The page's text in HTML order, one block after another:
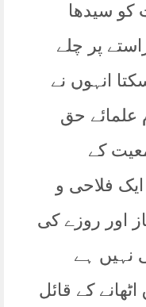
کو سیدھا
پر چلے
انہوں نے
علمائے حق
کے
فلاحی و
اور روزے کی
نہیں ہے
کے قائل